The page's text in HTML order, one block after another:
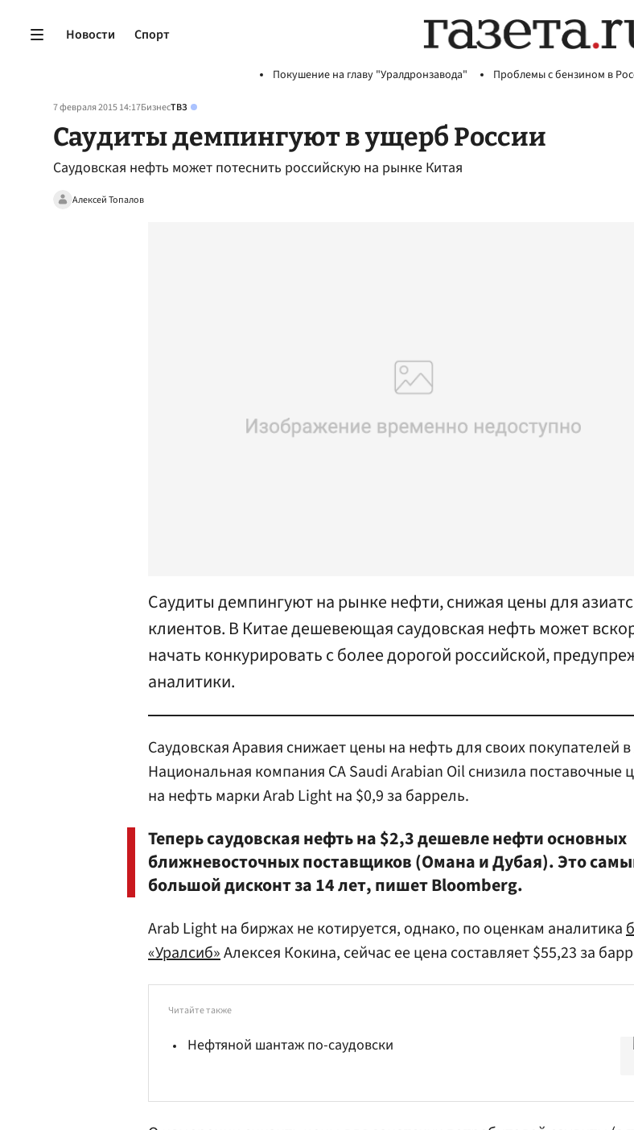
Новости Спорт
Покушение на главу "Уралдронзавода" Проблемы с бензином в
7 февраля 2015 14:17БизнесТВЗ
Саудиты демпингуют в ущерб России
Саудовская нефть может потеснить российскую на рынке Китая
Алексей Топалов
Саудиты демпингуют на рынке нефти, снижая цены для
клиентов. В Китае дешевеющая саудовская нефть может
начать конкурировать с более дорогой российской,
аналитики.
Саудовская Аравия снижает цены на нефть для своих покупателей
Национальная компания СА Saudi Arabian Oil снизила поставочные
на нефть марки Arab Light на $0,9 за баррель.
Теперь саудовская нефть на $2,3 дешевле нефти основных
ближневосточных поставщиков (Омана и Дубая). Это
большой дисконт за 14 лет, пишет Bloomberg.
Arab Light на биржах не котируется, однако, по оценкам аналитика
«Уралсиб»Алексея Кокина, сейчас ее цена составляет $55,23 за
Читайте также
Нефтяной шантаж по-саудовски